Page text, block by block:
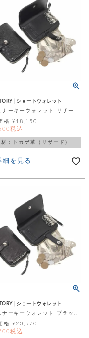
ショートウォレット
格 ¥ 18,150
税込
材：トカゲ革（リザード）
細を見る
ショートウォレット
格 ¥ 20,570
税込